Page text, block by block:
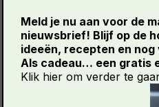
De kleurstoffen in
plantenstoffen en
kleuren je eet, hoe
aan rode tomaten
(bèta-caroteen), groene
en blauwe bessen
Meld je nu aan voor de
nieuwsbrief! Blijf op de
ideeën, recepten en nog
Als cadeau… een gratis
Klik hier om verder te